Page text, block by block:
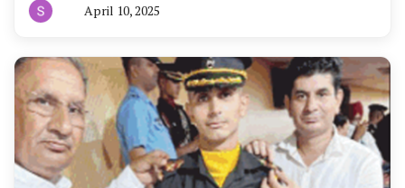
टूडे
April 10, 2025